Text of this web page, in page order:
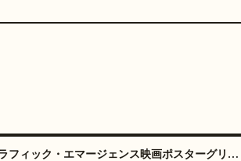
タイポグラフィック・エマージェンス映画ポスターグリッド